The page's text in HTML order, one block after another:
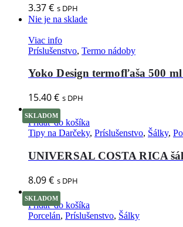
3.37€ s DPH
Nie je na sklade
Viac info
Príslušenstvo, Termo nádoby
Yoko Design termofľaša 500
15.40€ s DPH
SKLADOM
Pridať do košíka
Tipy na Darčeky, Príslušenstvo, Šálky,
UNIVERSAL COSTA RICA
8.09€ s DPH
SKLADOM
Pridať do košíka
Porcelán, Príslušenstvo, Šálky